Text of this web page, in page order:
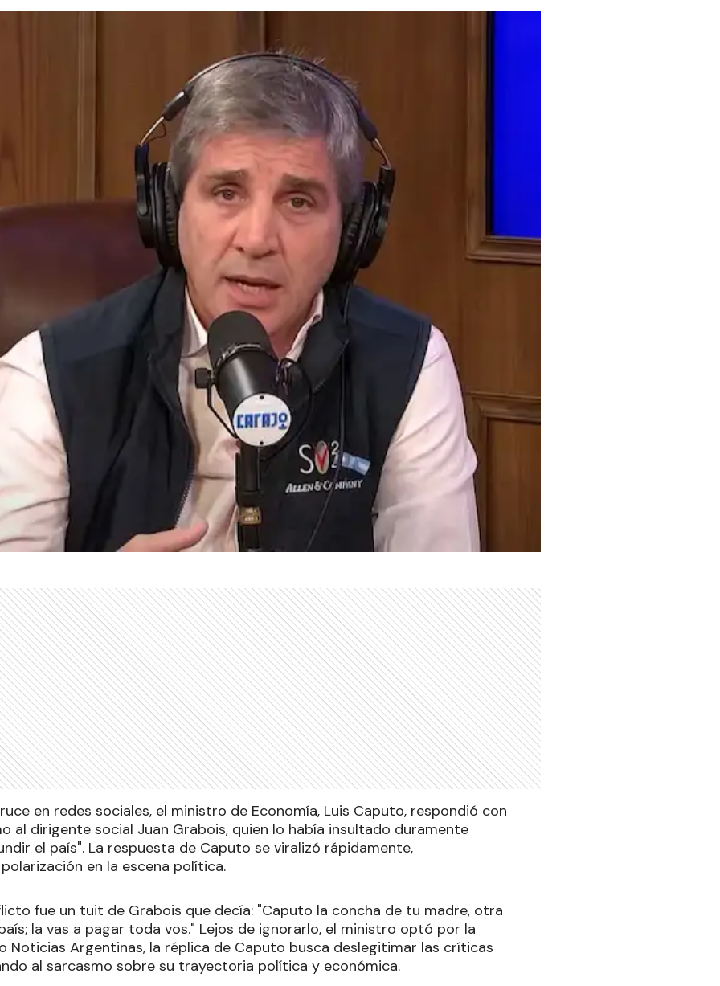
en redes sociales, el ministro de Economía, Luis Caputo, respondió con
al dirigente social Juan Grabois, quien lo había insultado duramente
el país". La respuesta de Caputo se viralizó rápidamente,
en la escena política.
fue un tuit de Grabois que decía: "Caputo la concha de tu madre, otra
la vas a pagar toda vos." Lejos de ignorarlo, el ministro optó por la
Noticias Argentinas, la réplica de Caputo busca deslegitimar las críticas
al sarcasmo sobre su trayectoria política y económica.